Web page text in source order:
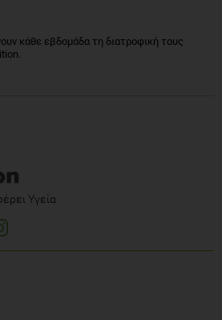
κάθε εβδομάδα τη διατροφική τους
Υγεία